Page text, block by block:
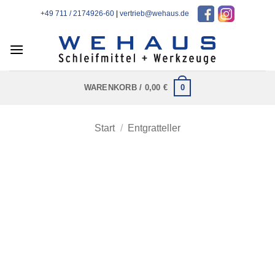
+49 711 / 2174926-60 vertrieb@wehaus.de
WARENKORB / 0,00 € 0
Start / Entgratteller